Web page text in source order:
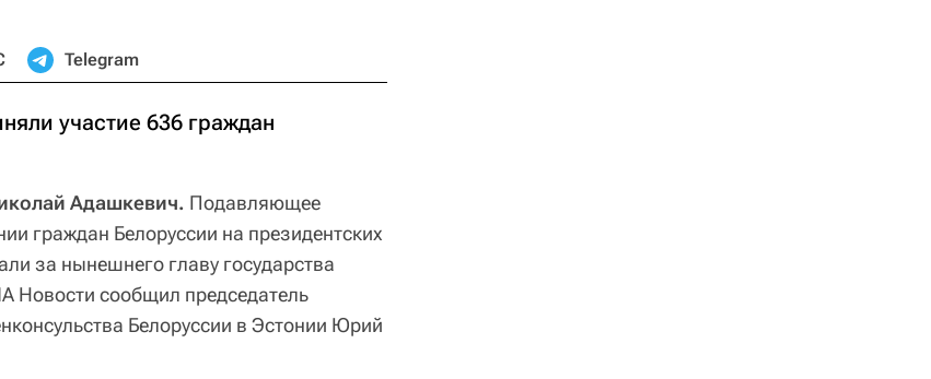
Telegram
участие 636 граждан
Адашкевич. Подавляющее
граждан Белоруссии на президентских
за нынешнего главу государства
Новости сообщил председатель
Белоруссии в Эстонии Юрий